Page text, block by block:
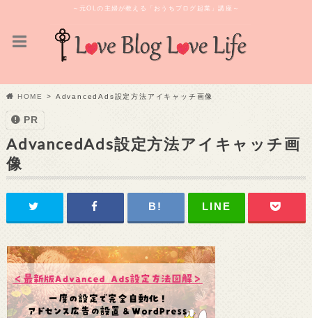
～元OLの主婦が教える「おうちブログ起業」講座～
HOME AdvancedAds設定方法アイキャッチ画像
PR
AdvancedAds設定方法アイキャッチ画
像